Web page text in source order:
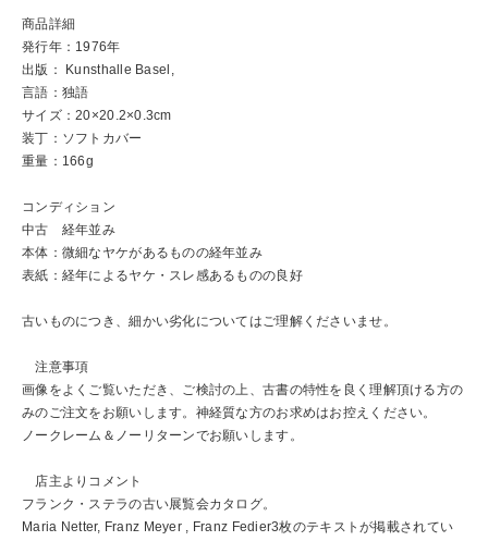
商品詳細
発行年：1976年
出版： Kunsthalle Basel,
言語：独語
サイズ：20×20.2×0.3cm
装丁：ソフトカバー
重量：166g
コンディション
中古 経年並み
本体：微細なヤケがあるものの経年並み
表紙：経年によるヤケ・スレ感あるものの良好
古いものにつき、細かい劣化についてはご理解くださいませ。
注意事項
画像をよくご覧いただき、ご検討の上、古書の特性を良く理解頂ける方の
みのご注文をお願いします。神経質な方のお求めはお控えください。
ノークレーム＆ノーリターンでお願いします。
店主よりコメント
フランク・ステラの古い展覧会カタログ。
Maria Netter, Franz Meyer , Franz Fedier3枚のテキストが掲載されてい